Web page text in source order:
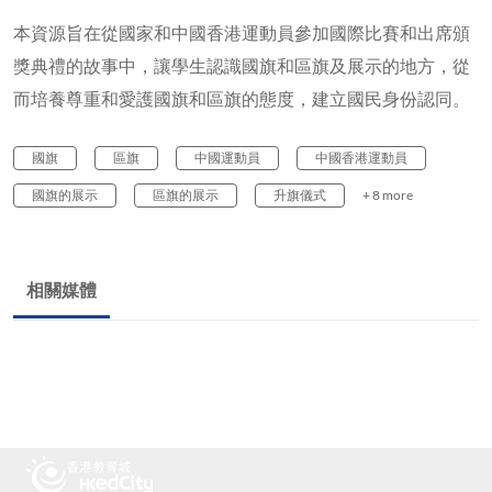
本資源旨在從國家和中國香港運動員參加國際比賽和出席頒
獎典禮的故事中，讓學生認識國旗和區旗及展示的地方，從
而培養尊重和愛護國旗和區旗的態度，建立國民身份認同。
國旗 區旗 中國運動員 中國香港運動員
國旗的展示 區旗的展示 升旗儀式 + 8 more
相關媒體